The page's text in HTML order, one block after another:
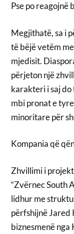
Pse po reagojnë
Megjithatë, sa i
të bëjë vetëm
mjedisit.
përjeton një
karakteri i saj
mbi pronat e
minoritare për
Kompania që
Zhvillimi i
“Zvërnec South
lidhur me
përfshijnë Jared
biznesmenë